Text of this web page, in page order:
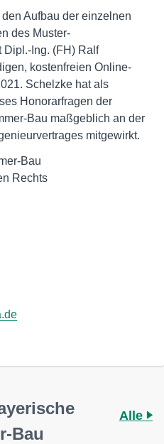
Aufbau der einzelnen
des Muster-
Dipl.-Ing. (FH) Ralf
kostenfreien Online-
Schelzke hat als
Honorarfragen der
Bau maßgeblich an der
mitgewirkt.
Bau
Rechts
Bau
Alle